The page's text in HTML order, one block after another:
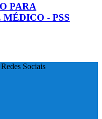
PARA
- PSS
Sociais